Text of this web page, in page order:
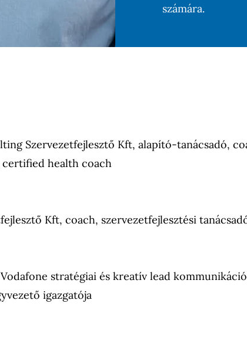
számára.
Szervezetfejlesztő Kft, alapító-tanácsadó,
certified health coach
Kft, coach, szervezetfejlesztési
Vodafone stratégiai és kreatív lead
igazgatója